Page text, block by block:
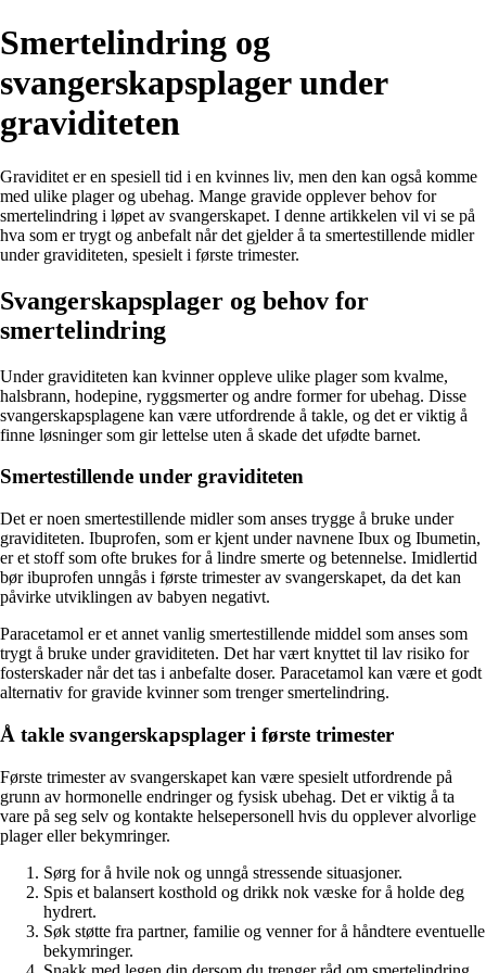
Smertelindring og
svangerskapsplager under
graviditeten
Graviditet er en spesiell tid i en kvinnes liv, men den kan også komme
med ulike plager og ubehag. Mange gravide opplever behov for
smertelindring i løpet av svangerskapet. I denne artikkelen vil vi se på
hva som er trygt og anbefalt når det gjelder å ta smertestillende midler
under graviditeten, spesielt i første trimester.
Svangerskapsplager og behov for
smertelindring
Under graviditeten kan kvinner oppleve ulike plager som kvalme,
halsbrann, hodepine, ryggsmerter og andre former for ubehag. Disse
svangerskapsplagene kan være utfordrende å takle, og det er viktig å
finne løsninger som gir lettelse uten å skade det ufødte barnet.
Smertestillende under graviditeten
Det er noen smertestillende midler som anses trygge å bruke under
graviditeten. Ibuprofen, som er kjent under navnene Ibux og Ibumetin,
er et stoff som ofte brukes for å lindre smerte og betennelse. Imidlertid
bør ibuprofen unngås i første trimester av svangerskapet, da det kan
påvirke utviklingen av babyen negativt.
Paracetamol er et annet vanlig smertestillende middel som anses som
trygt å bruke under graviditeten. Det har vært knyttet til lav risiko for
fosterskader når det tas i anbefalte doser. Paracetamol kan være et godt
alternativ for gravide kvinner som trenger smertelindring.
Å takle svangerskapsplager i første trimester
Første trimester av svangerskapet kan være spesielt utfordrende på
grunn av hormonelle endringer og fysisk ubehag. Det er viktig å ta
vare på seg selv og kontakte helsepersonell hvis du opplever alvorlige
plager eller bekymringer.
Sørg for å hvile nok og unngå stressende situasjoner.
Spis et balansert kosthold og drikk nok væske for å holde deg
hydrert.
Søk støtte fra partner, familie og venner for å håndtere eventuelle
bekymringer.